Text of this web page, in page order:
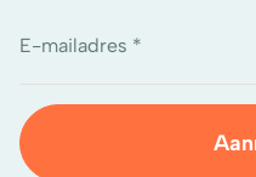
E-mailadres *